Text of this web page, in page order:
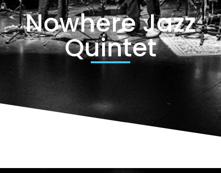
Nowhere Jazz
Quintet